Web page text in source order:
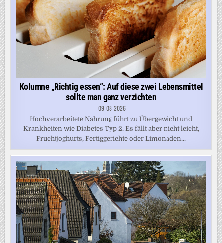
Kolumne „Richtig essen“: Auf diese zwei Lebensmittel
sollte man ganz verzichten
09-08-2026
Hochverarbeitete Nahrung führt zu Übergewicht und
Krankheiten wie Diabetes Typ 2. Es fällt aber nicht leicht,
Fruchtjoghurts, Fertiggerichte oder Limonaden...